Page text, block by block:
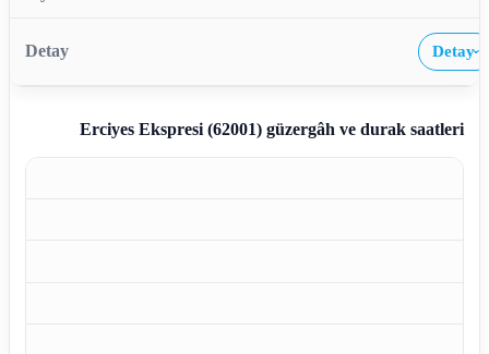
Detay›
Erciyes Ekspresi (62001)güzergâh ve durak saatleri